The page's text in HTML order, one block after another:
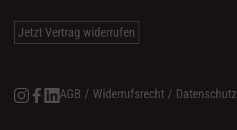
Jetzt Vertrag widerrufen
AGB / Widerrufsrecht / Datenschutz